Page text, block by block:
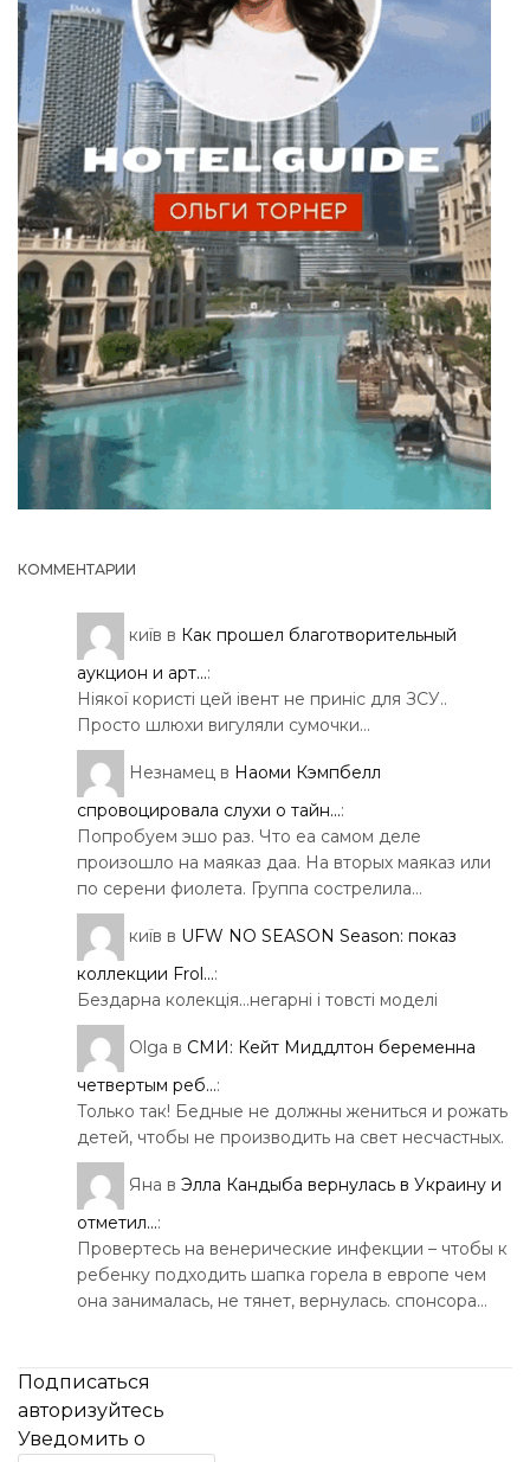
КОММЕНТАРИИ
київ в Как прошел благотворительный
аукцион и арт...:
Ніякої користі цей івент не приніс для ЗСУ..
Просто шлюхи вигуляли сумочки…
Незнамец в Наоми Кэмпбелл
спровоцировала слухи о тайн...:
Попробуем эшо раз. Что еа самом деле
произошло на маяказ даа. На вторых маяказ или
по серени фиолета. Группа сострелила…
київ в UFW NO SEASON Season: показ
коллекции Frol...:
Бездарна колекція…негарні і товсті моделі
Olga в СМИ: Кейт Миддлтон беременна
четвертым реб...:
Только так! Бедные не должны жениться и рожать
детей, чтобы не производить на свет несчастных.
Яна в Элла Кандыба вернулась в Украину и
отметил...:
Провертесь на венерические инфекции – чтобы к
ребенку подходить шапка горела в европе чем
она занималась, не тянет, вернулась. спонсора…
Подписаться
авторизуйтесь
Уведомить о